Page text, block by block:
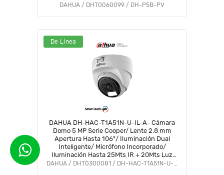
DAHUA / DHT0060099 / DH-P5B-PV
De Línea
DAHUA DH-HAC-T1A51N-U-IL-A- Cámara
Domo 5 MP Serie Cooper/ Lente 2.8 mm
Apertura Hasta 106°/ Iluminación Dual
Inteligente/ Micrófono Incorporado/
Iluminación Hasta 25Mts IR + 20Mts Luz
Calida/ Plástico/ Ideal para Interior/
DAHUA / DHT0300081 / DH-HAC-T1A51N-U-IL-A